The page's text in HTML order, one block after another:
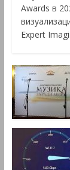
Awards в
Expert